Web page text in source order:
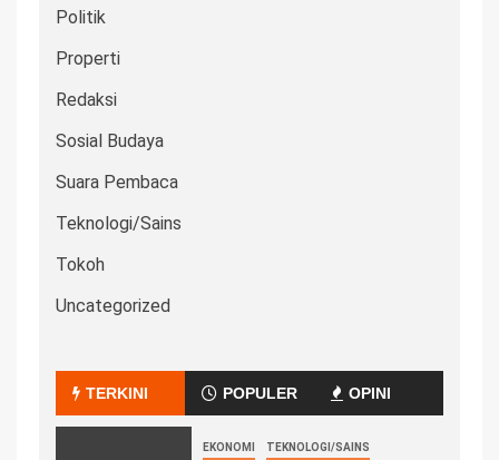
Politik
Properti
Redaksi
Sosial Budaya
Suara Pembaca
Teknologi/Sains
Tokoh
Uncategorized
TERKINI POPULER OPINI
EKONOMI TEKNOLOGI/SAINS